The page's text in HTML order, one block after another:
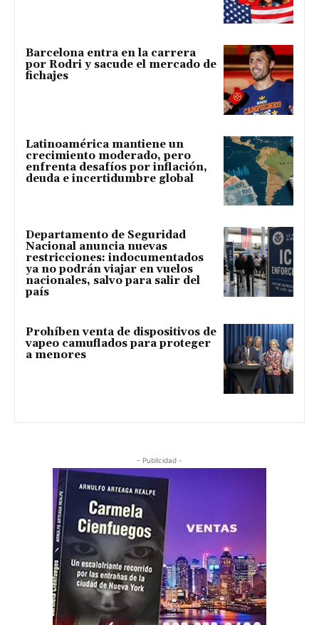
Barcelona entra en la carrera
por Rodri y sacude el mercado de
fichajes
Latinoamérica mantiene un
crecimiento moderado, pero
enfrenta desafíos por inflación,
deuda e incertidumbre global
Departamento de Seguridad
Nacional anuncia nuevas
restricciones: indocumentados
ya no podrán viajar en vuelos
nacionales, salvo para salir del
país
Prohíben venta de dispositivos de
vapeo camuflados para proteger
a menores
- Publicidad -